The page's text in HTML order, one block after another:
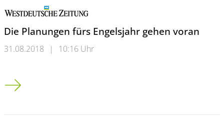
Die Planungen fürs Engelsjahr gehen voran
31.08.2018 | 10:16 Uhr
Die Planungen fürs Engelsjahr gehen voran